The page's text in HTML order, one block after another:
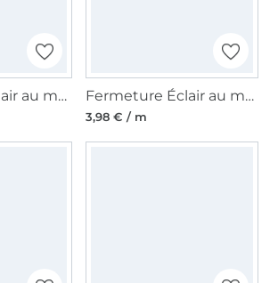
Fermeture Éclair au mètre non séparable plastique à spirale, rouge Fermeture Éclair au mètre non séparable plastique à spirale, uni noir
3,98 € / m